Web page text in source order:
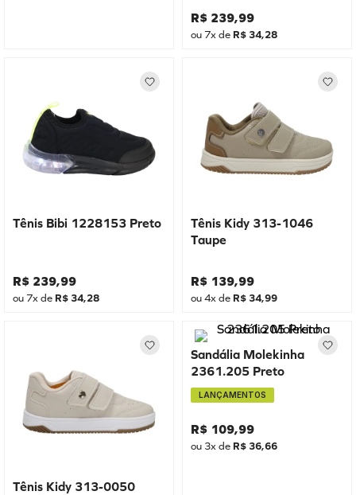
R$ 239,99
ou 7x de R$ 34,28
Tênis Bibi 1228153 Preto
R$ 239,99
ou 7x de R$ 34,28
Tênis Kidy 313-1046
Taupe
R$ 139,99
ou4x de R$ 34,99
Tênis Kidy 313-0050
Sandália Molekinha
2361.205 Preto
LANÇAMENTOS
R$ 109,99
ou 3x de R$ 36,66